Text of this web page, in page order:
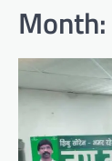
Month: